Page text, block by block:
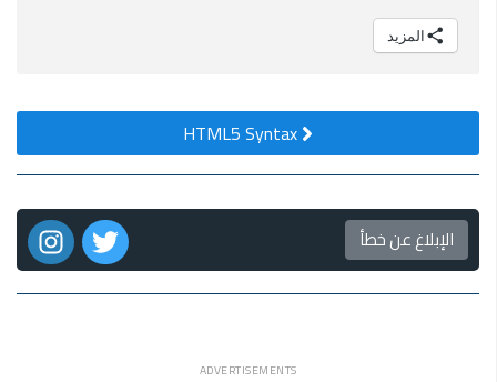
المزيد
HTML5 Syntax
الإبلاغ عن خطأ
ADVERTISEMENTS